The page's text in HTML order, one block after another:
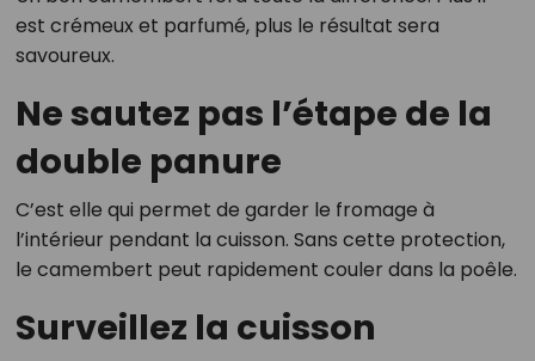
est crémeux et parfumé, plus le résultat sera
savoureux.
Ne sautez pas l’étape de la
double panure
C’est elle qui permet de garder le fromage à
l’intérieur pendant la cuisson. Sans cette protection,
le camembert peut rapidement couler dans la poêle.
Surveillez la cuisson